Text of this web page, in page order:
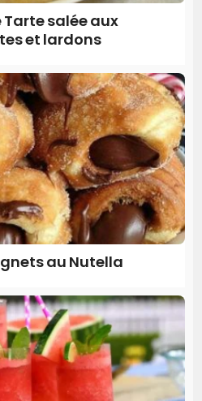
Tarte salée aux
et lardons
au Nutella